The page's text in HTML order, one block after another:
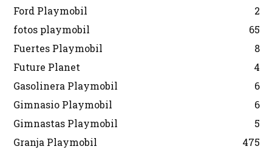
Ford Playmobil
2
fotos playmobil
65
Fuertes Playmobil
8
Future Planet
4
Gasolinera Playmobil
6
Gimnasio Playmobil
6
Gimnastas Playmobil
5
Granja Playmobil
475